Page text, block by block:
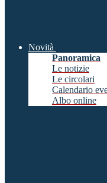
Novità
Panoramica
Le notizie
Le circolari
Calendario
Albo online